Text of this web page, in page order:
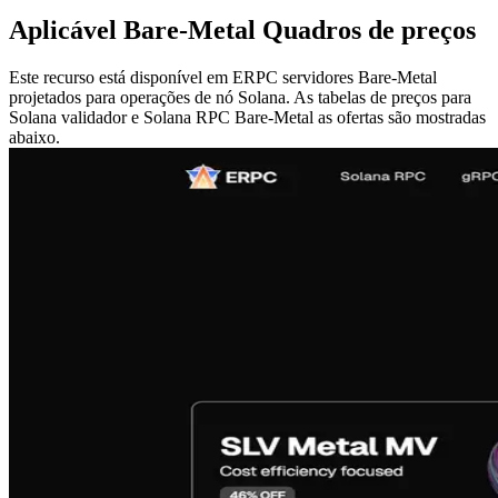
Aplicável Bare-Metal Quadros de preços
Este recurso está disponível em ERPC servidores Bare-Metal
projetados para operações de nó Solana. As tabelas de preços para
Solana validador e Solana RPC Bare-Metal as ofertas são mostradas
abaixo.